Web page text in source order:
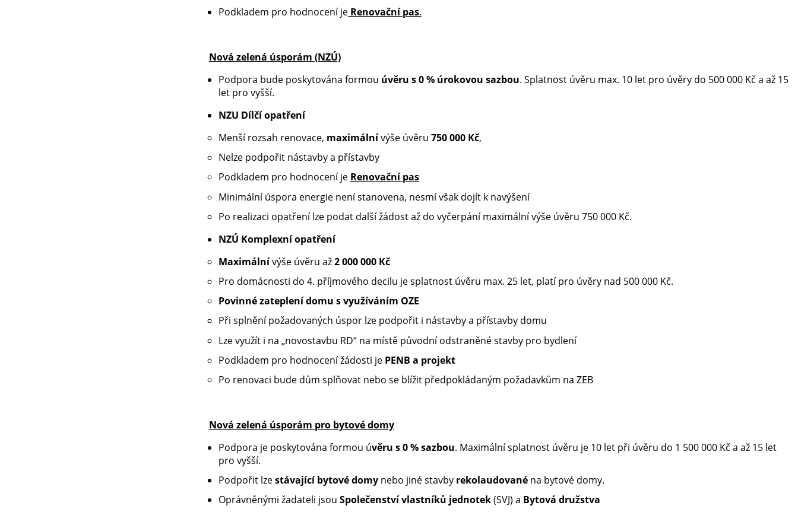
Podkladem pro hodnocení je Renovační pas.
Nová zelená úsporám (NZÚ)
Podpora bude poskytována formou úvěru s 0 % úrokovou sazbou. Splatnost úvěru max. 10 let pro úvěry do 500 000 Kč a až 15
let pro vyšší.
NZU Dílčí opatření
Menší rozsah renovace, maximálnívýše úvěru 750 000 Kč,
Nelze podpořit nástavby a přístavby
Podkladem pro hodnocení je Renovační pas
Minimální úspora energie není stanovena, nesmí však dojít k navýšení
Po realizaci opatření lze podat další žádost až do vyčerpání maximální výše úvěru 750 000 Kč.
NZÚ Komplexní opatření
Maximálnívýše úvěru až2 000 000 Kč
Pro domácnosti do 4. příjmového decilu je splatnost úvěru max. 25 let, platí pro úvěry nad 500 000 Kč.
Povinné zateplení domu s využíváním OZE
Při splnění požadovaných úspor lze podpořit i nástavby a přístavby domu
Lze využít i na „novostavbu RD“ na místě původní odstraněné stavby pro bydlení
Podkladem pro hodnocení žádosti je PENB a projekt
Po renovaci bude dům splňovat nebo se blížit předpokládaným požadavkům na ZEB
Nová zelená úsporám pro bytové domy
Podpora je poskytována formou úvěru s 0 % sazbou. Maximální splatnost úvěru je 10 let při úvěru do 1 500 000 Kč a až 15 let
pro vyšší.
Podpořit lzestávající bytové domynebo jiné stavby rekolaudované na bytové domy.
Oprávněnými žadateli jsou Společenství vlastníků jednotek(SVJ) a Bytová družstva